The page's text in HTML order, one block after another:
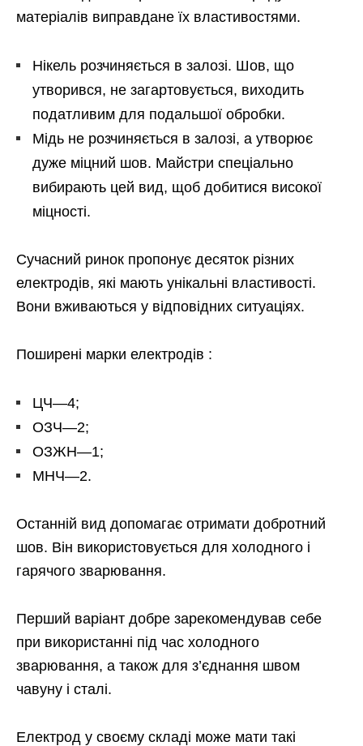
матеріалів виправдане їх властивостями.
Нікель розчиняється в залозі. Шов, що
утворився, не загартовується, виходить
податливим для подальшої обробки.
Мідь не розчиняється в залозі, а утворює
дуже міцний шов. Майстри спеціально
вибирають цей вид, щоб добитися високої
міцності.
Сучасний ринок пропонує десяток різних
електродів, які мають унікальні властивості.
Вони вживаються у відповідних ситуаціях.
Поширені марки електродів :
ЦЧ—4;
ОЗЧ—2;
ОЗЖН—1;
МНЧ—2.
Останній вид допомагає отримати добротний
шов. Він використовується для холодного і
гарячого зварювання.
Перший варіант добре зарекомендував себе
при використанні під час холодного
зварювання, а також для з’єднання швом
чавуну і сталі.
Електрод у своєму складі може мати такі